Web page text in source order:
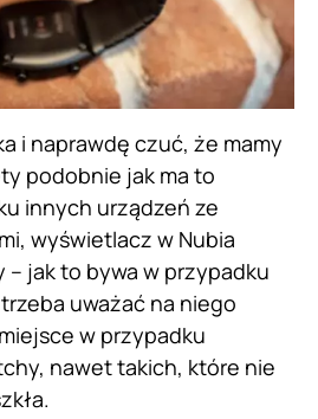
i naprawdę czuć, że mamy
podobnie jak ma to
innych urządzeń ze
wyświetlacz w Nubia
jak to bywa w przypadku
uważać na niego
w przypadku
nawet takich, które nie